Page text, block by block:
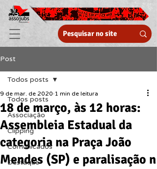
Post
Todos posts
Associação
Clipping
Comunicados
Destaque
Todos posts
18 de março, às 12 horas:
Assembleia Estadual da
categoria na Praça João
Mendes (SP) e paralisação n
9 de mar. de 2020 1 min de leitura